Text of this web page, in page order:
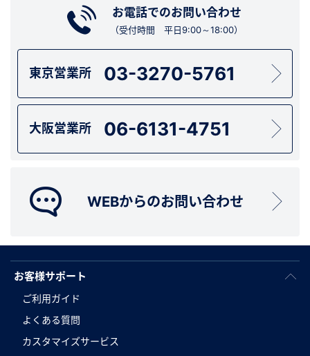
お電話でのお問い合わせ
（受付時間 平日9:00～18:00）
東京営業所 03-3270-5761
大阪営業所 06-6131-4751
WEBからのお問い合わせ
お客様サポート
ご利用ガイド
よくある質問
カスタマイズサービス